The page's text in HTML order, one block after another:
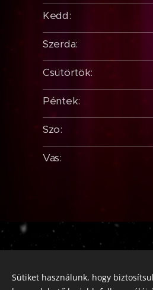
Kedd:
Szerda:
Csütörtök:
Péntek:
Szo:
Vas:
Sütiket használunk, hogy